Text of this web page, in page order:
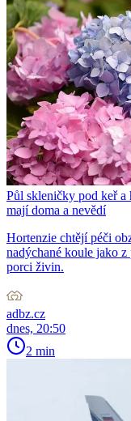
Půl skleničky pod keř a
mají doma a nevědí
Hortenzie chtějí péči
nadýchané koule jako
porci živin.
adbz.cz
dnes, 20:50
2 min